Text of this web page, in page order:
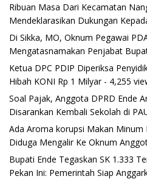
Ribuan Masa Dari Kecamatan
Mendeklarasikan Dukungan
Di Sikka, MO, Oknum Pegawai
Mengatasnamakan Penjabat
Ketua DPC PDIP Diperiksa
Hibah KONI Rp 1 Milyar- 4,255
Soal Pajak, Anggota DPRD Ende
Disarankan Kembali Sekolah di
Ada Aroma korupsi Makan Minum
Diduga Mengalir Ke Oknum
Bupati Ende Tegaskan SK 1.333
Pekan Ini: Pemerintah Siap